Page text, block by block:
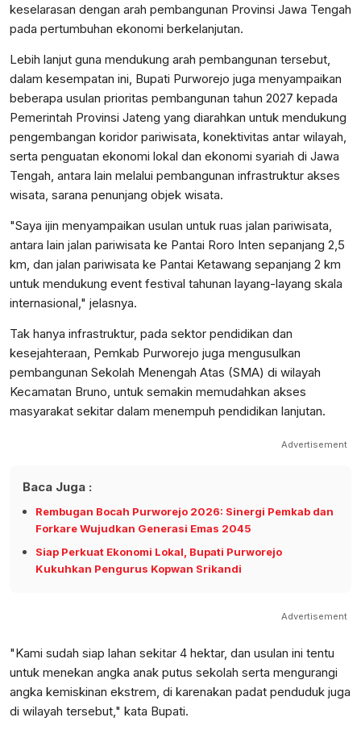
keselarasan dengan arah pembangunan Provinsi Jawa Tengah
pada pertumbuhan ekonomi berkelanjutan.
Lebih lanjut guna mendukung arah pembangunan tersebut,
dalam kesempatan ini, Bupati Purworejo juga menyampaikan
beberapa usulan prioritas pembangunan tahun 2027 kepada
Pemerintah Provinsi Jateng yang diarahkan untuk mendukung
pengembangan koridor pariwisata, konektivitas antar wilayah,
serta penguatan ekonomi lokal dan ekonomi syariah di Jawa
Tengah, antara lain melalui pembangunan infrastruktur akses
wisata, sarana penunjang objek wisata.
"Saya ijin menyampaikan usulan untuk ruas jalan pariwisata,
antara lain jalan pariwisata ke Pantai Roro Inten sepanjang 2,5
km, dan jalan pariwisata ke Pantai Ketawang sepanjang 2 km
untuk mendukung event festival tahunan layang-layang skala
internasional," jelasnya.
Tak hanya infrastruktur, pada sektor pendidikan dan
kesejahteraan, Pemkab Purworejo juga mengusulkan
pembangunan Sekolah Menengah Atas (SMA) di wilayah
Kecamatan Bruno, untuk semakin memudahkan akses
masyarakat sekitar dalam menempuh pendidikan lanjutan.
Advertisement
Baca Juga :
Rembugan Bocah Purworejo 2026: Sinergi Pemkab dan
Forkare Wujudkan Generasi Emas 2045
Siap Perkuat Ekonomi Lokal, Bupati Purworejo
Kukuhkan Pengurus Kopwan Srikandi
Advertisement
"Kami sudah siap lahan sekitar 4 hektar, dan usulan ini tentu
untuk menekan angka anak putus sekolah serta mengurangi
angka kemiskinan ekstrem, di karenakan padat penduduk juga
di wilayah tersebut," kata Bupati.